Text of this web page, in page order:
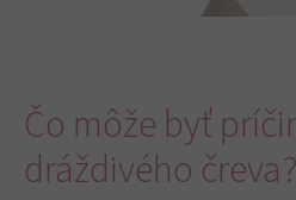
Čo môže byť
dráždivého čreva?